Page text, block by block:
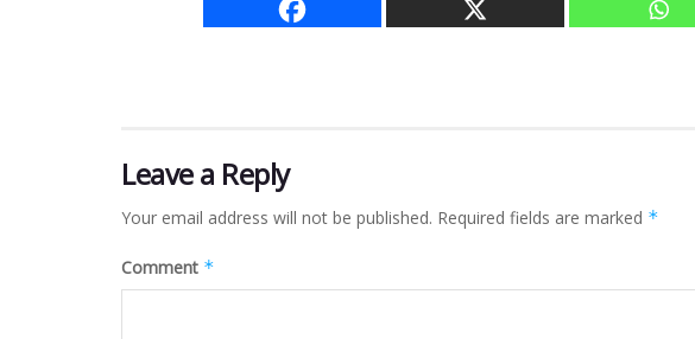
Leave a Reply
Your email address will not be published. Required fields are marked *
Comment *